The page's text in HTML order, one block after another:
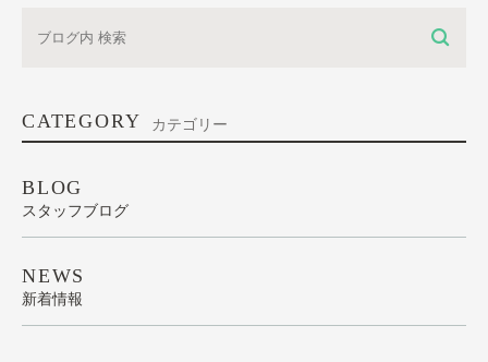
CATEGORY カテゴリー
BLOG
スタッフブログ
NEWS
新着情報